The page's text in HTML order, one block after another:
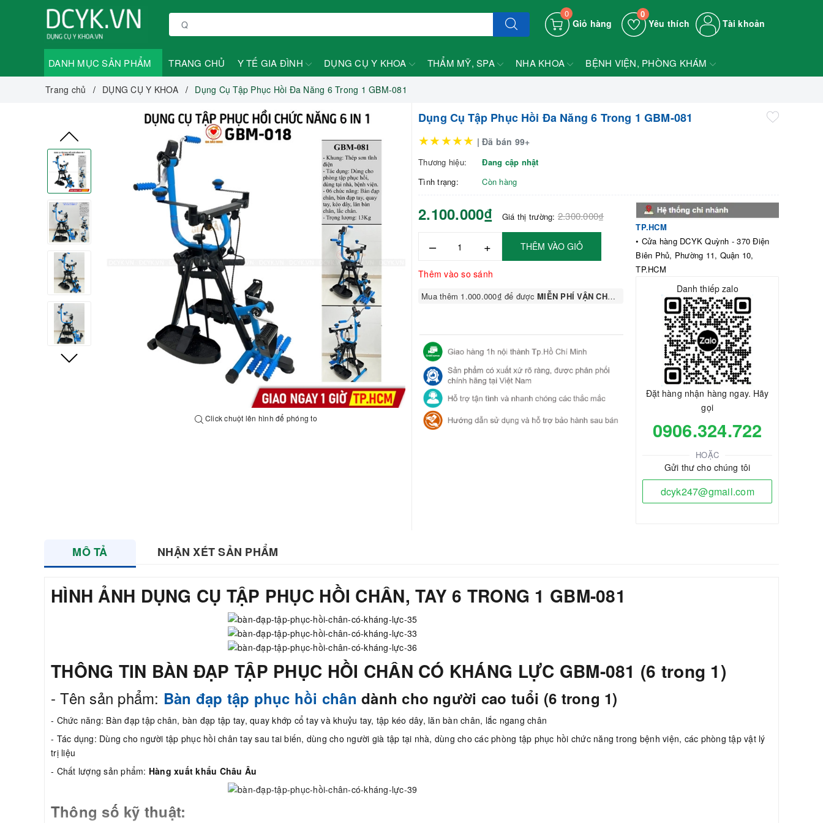
0
Giỏ hàng Yêu thích
0
Tài khoản
DANH MỤC SẢN PHẨM TRANG CHỦ Y TẾ GIA ĐÌNH DỤNG CỤ Y KHOA THẨM MỸ, SPA NHA KHOA BỆNH VIỆN, PHÒNG KHÁM
Trang chủ DỤNG CỤ Y KHOA Dụng Cụ Tập Phục Hồi Đa Năng 6 Trong 1 GBM-081
Click chuột lên hình để phóng to
Dụng Cụ Tập Phục Hồi Đa Năng 6 Trong 1 GBM-081
★★★★★ | Đã bán 99+
Thương hiệu:
Đang cập nhật
Tình trạng:
Còn hàng
2.100.000₫ Giá thị trường:2.300.000₫
– + THÊM VÀO GIỎ
Thêm vào so sánh
Mua thêm 1.000.000₫ để được MIỄN PHÍ VẬN CHUYỂN
TP.HCM
• Cửa hàng DCYK Quỳnh - 370 Điện
Biên Phủ, Phường 11, Quận 10,
TP.HCM
Danh thiếp zalo
Đặt hàng nhận hàng ngay. Hãy
gọi
0906.324.722
HOẶC
Gửi thư cho chúng tôi
dcyk247@gmail.com
MÔ TẢ NHẬN XÉT SẢN PHẨM
HÌNH ẢNH DỤNG CỤ TẬP PHỤC HỒI CHÂN, TAY 6 TRONG 1 GBM-081
THÔNG TIN BÀN ĐẠP TẬP PHỤC HỒI CHÂN CÓ KHÁNG LỰC GBM-081 (6 trong 1)
- Tên sản phẩm: Bàn đạp tập phục hồi chân dành cho người cao tuổi (6 trong 1)
- Chức năng: Bàn đạp tập chân, bàn đạp tập tay, quay khớp cổ tay và khuỷu tay, tập kéo dây, lăn bàn chân, lắc ngang chân
- Tác dụng: Dùng cho người tập phục hồi chân tay sau tai biến, dùng cho người già tập tại nhà, dùng cho các phòng tập phục hồi chức năng trong bệnh viện, các phòng tập vật lý
trị liệu
- Chất lượng sản phẩm: Hàng xuất khẩu Châu Âu
Thông số kỹ thuật: